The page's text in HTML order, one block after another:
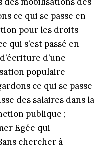
ce qui se passe en
pour les droits
qui s’est passé en
d’une
populaire
ce qui se passe
des salaires dans la
publique ;
Egée qui
chercher à